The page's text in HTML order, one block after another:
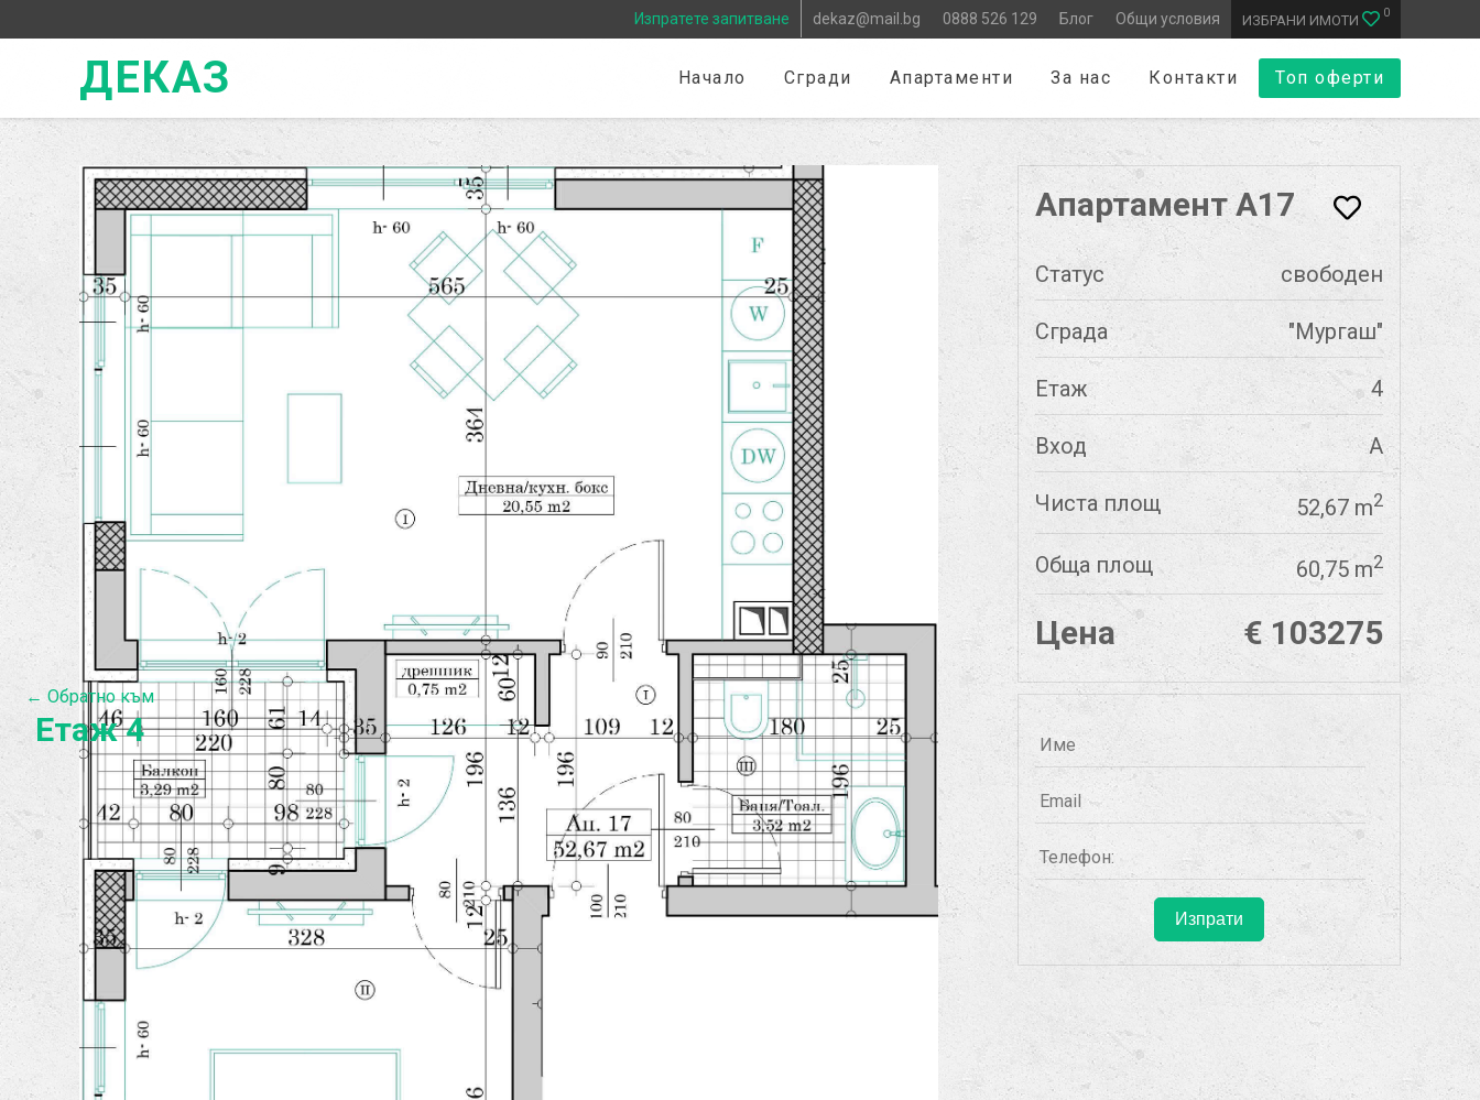
Изпратете запитване dekaz@mail.bg 0888 526 129 Блог Общи условия ИЗБРАНИ ИМОТИ 0
ДЕКАЗ Начало Сгради Апартаменти За нас Контакти Топ оферти
Апартамент А17
Статус свободен
Сграда "Мургаш"
Етаж 4
Вход А
Чиста площ 52,67 m2
Обща площ 60,75 m2
Цена € 103275
← Обратно към
Етаж 4